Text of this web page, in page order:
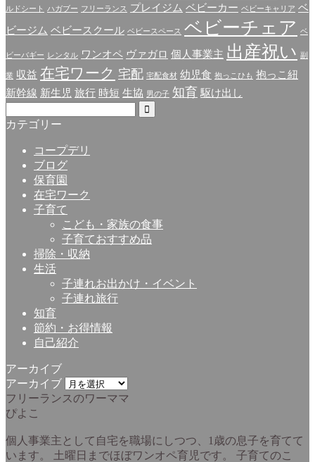
ルドシート
ハガブー フリーランス プレイジム ベビーカー ベビーキャリア ベ
ビージム ベビースクール ベビースペース ベビーチェア ベ
ビーバギー レンタル ワンオペ ヴァガロ 個人事業主 出産祝い 副
業 収益 在宅ワーク 宅配 宅配食材 幼児食 抱っこひも 抱っこ紐
新幹線 新生児 旅行 時短 生協 男の子 知育 駆け出し
カテゴリー
コープデリ
ブログ
保育園
在宅ワーク
子育て
こども・家族の食事
子育ておすすめ品
掃除・収納
生活
子連れお出かけ・イベント
子連れ旅行
知育
節約・お得情報
自己紹介
アーカイブ
アーカイブ
フリーランスのワーママ
ぴよこ
個人事業主として自宅を職場にしつつ、1歳の息子を育てて
います。 土曜日までほぼワンオペ育児です。 子育てのこ